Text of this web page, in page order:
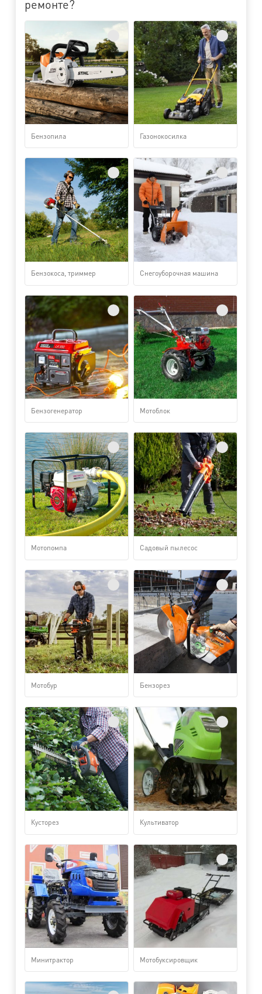
ремонте?
Бензопила Газонокосилка
Бензокоса, триммер Снегоуборочная машина
Бензогенератор Мотоблок
Мотопомпа Садовый пылесос
Мотобур Бензорез
Кусторез Культиватор
Минитрактор Мотобуксировщик